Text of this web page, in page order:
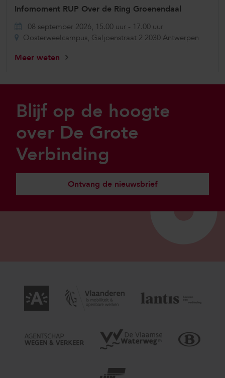
Infomoment RUP Over de Ring Groenendaal
08 september 2026, 15.00 uur - 17.00 uur
Oosterweelcampus, Galjoenstraat 2 2030 Antwerpen
Meer weten
Blijf op de hoogte
over De Grote
Verbinding
Ontvang de nieuwsbrief